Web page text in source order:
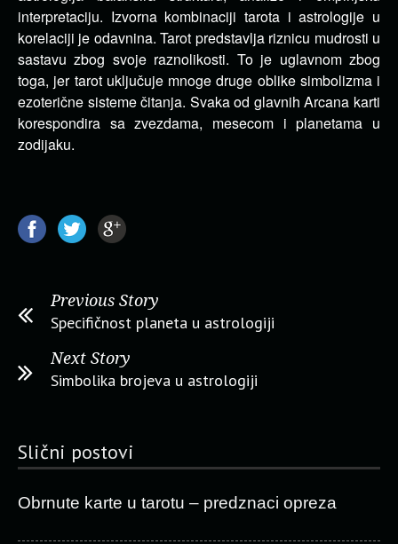
interpretaciju. Izvornakombinaciji tarota i astrologije u
korelaciji je odavnina. Tarot predstavlja riznicu mudrosti u
sastavu zbog svoje raznolikosti. To je uglavnom zbog
toga, jer tarot uključuje mnoge druge oblike simbolizma i
ezoterične sisteme čitanja. Svaka od glavnih Arcana karti
korespondira sa zvezdama, mesecom i planetama u
zodijaku.
Previous Story
Specifičnost planeta u astrologiji
Next Story
Simbolika brojeva u astrologiji
Slični postovi
Obrnute karte u tarotu – predznaci opreza